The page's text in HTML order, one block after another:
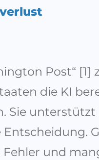
Post“
die KI
Sie
und